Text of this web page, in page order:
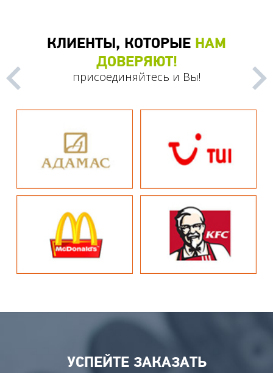
КЛИЕНТЫ, КОТОРЫЕ НАМ
ДОВЕРЯЮТ!
присоединяйтесь и Вы!
УСПЕЙТЕ ЗАКАЗАТЬ